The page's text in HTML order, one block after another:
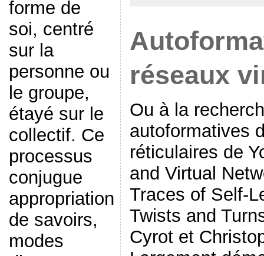
forme de
soi, centré
sur la
personne ou
le groupe,
étayé sur le
collectif. Ce
processus
conjugue
appropriation
de savoirs,
modes
réseaux
Ou à la
autoformatives
réticulaires de
and Virtual
Traces of Self-
Twists and
Cyrot et